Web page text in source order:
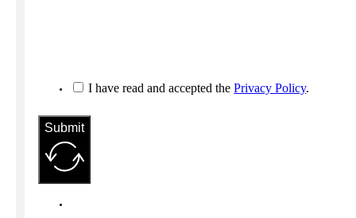
I have read and accepted thePrivacy Policy.
Submit